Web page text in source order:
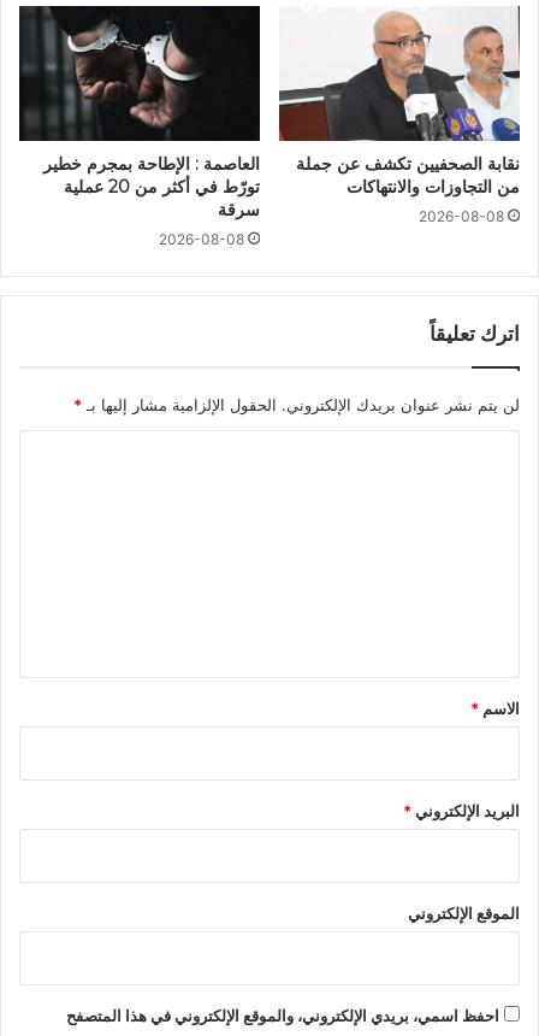
نقابة الصحفيين تكشف عن جملة
من التجاوزات والانتهاكات
2026-08-08
العاصمة : الإطاحة بمجرم خطير
تورّط في أكثر من 20 عملية
سرقة
2026-08-08
اترك تعليقاً
لن يتم نشر عنوان بريدك الإلكتروني. الحقول الإلزامية مشار إليها بـ*
*
الاسم *
البريد الإلكتروني*
الموقع الإلكتروني
احفظ اسمي، بريدي الإلكتروني، والموقع الإلكتروني في هذا المتصفح